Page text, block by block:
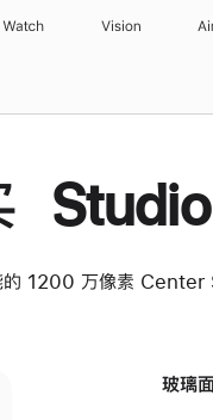
Watch Vision
1200 万像素 Center
玻璃